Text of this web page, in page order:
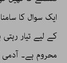
ایک سوال کا
کے لیے تیار
محروم ہے۔